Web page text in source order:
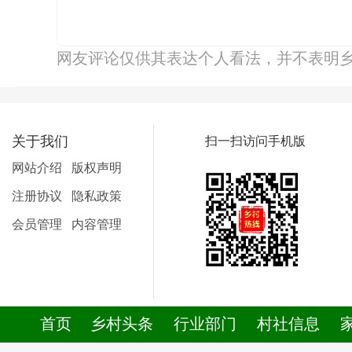
网友评论仅供其表达个人看法，并不表明
关于我们
网站介绍
版权声明
注册协议
隐私政策
会员管理
内容管理
扫一扫访问手机版
首页 乡村头条 行业部门 村社信息